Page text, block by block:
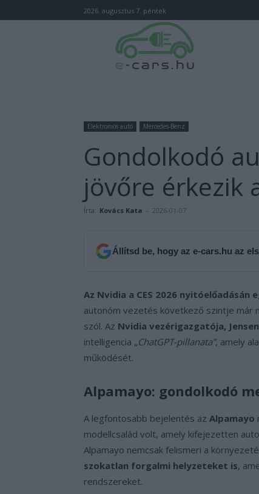
2026. augusztus 7. péntek
Elektromos autó Mercedes-Benz
Gondolkodó
jövőre érkezik
Írta: Kovács Kata - 2026-01-07
Állítsd be, hogy az e-cars.hu az
Az Nvidia a CES 2026
autonóm vezetés következő szintje már
szól. Az Nvidia vezérigazgatója,
intelligencia „ChatGPT-pillanata”, amely
működését.
Alpamayo: gondolkodó
A legfontosabb bejelentés az Alpamayo
modellcsalád volt, amely kifejezetten
Alpamayo nemcsak felismeri a
szokatlan forgalmi helyzeteket is,
rendszereket.